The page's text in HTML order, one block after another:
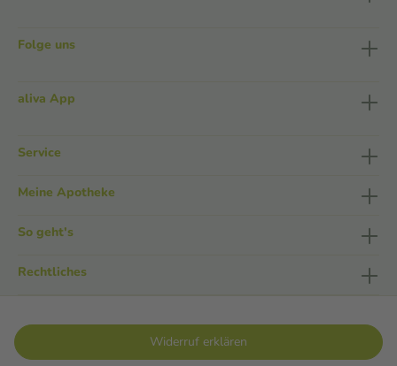
Folge uns
aliva App
Service
Meine Apotheke
So geht's
Rechtliches
Widerruf erklären